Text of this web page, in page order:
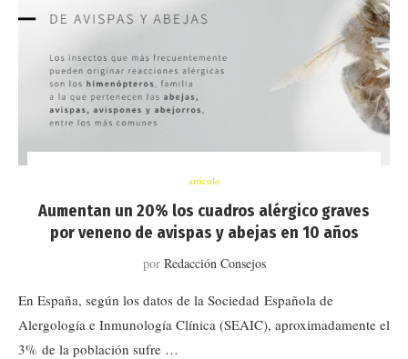
artículo
Aumentan un 20% los cuadros alérgico graves
por veneno de avispas y abejas en 10 años
por Redacción Consejos
En España, según los datos de la Sociedad Española de
Alergología e Inmunología Clínica (SEAIC), aproximadamente el
3% de la población sufre …